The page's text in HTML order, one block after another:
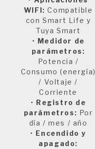
WIFI: Compatible
con Smart Life y
Tuya Smart
• Medidor de
parámetros:
Potencia /
Consumo (energía)
/ Voltaje /
Corriente
• Registro de
parámetros: Por
día / mes / año
• Encendido y
apagado: